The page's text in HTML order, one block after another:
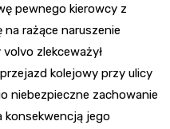
pewnego kierowcy z
na rażące naruszenie
zlekceważył
kolejowy przy ulicy
niebezpieczne zachowanie
konsekwencją jego